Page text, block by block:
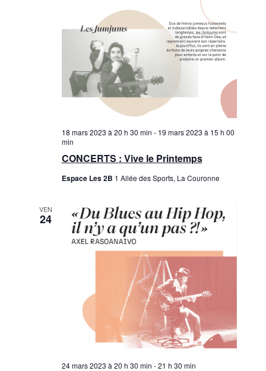
CONCERTS : Vive le Printemps
18 mars 2023 à 20 h 30 min - 19 mars 2023 à 15 h 00
min
Espace Les 2B 1 Allée des Sports, La Couronne
VEN
24
24 mars 2023 à 20 h 30 min -21 h 30 min